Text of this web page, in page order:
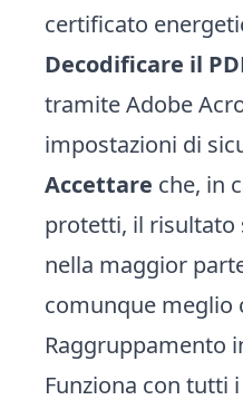
certificato
Decodificare il
tramite Adobe
impostazioni di
Accettare che, in
protetti, il risultato
nella maggior
comunque meglio
Raggruppamento
Funziona con tutti